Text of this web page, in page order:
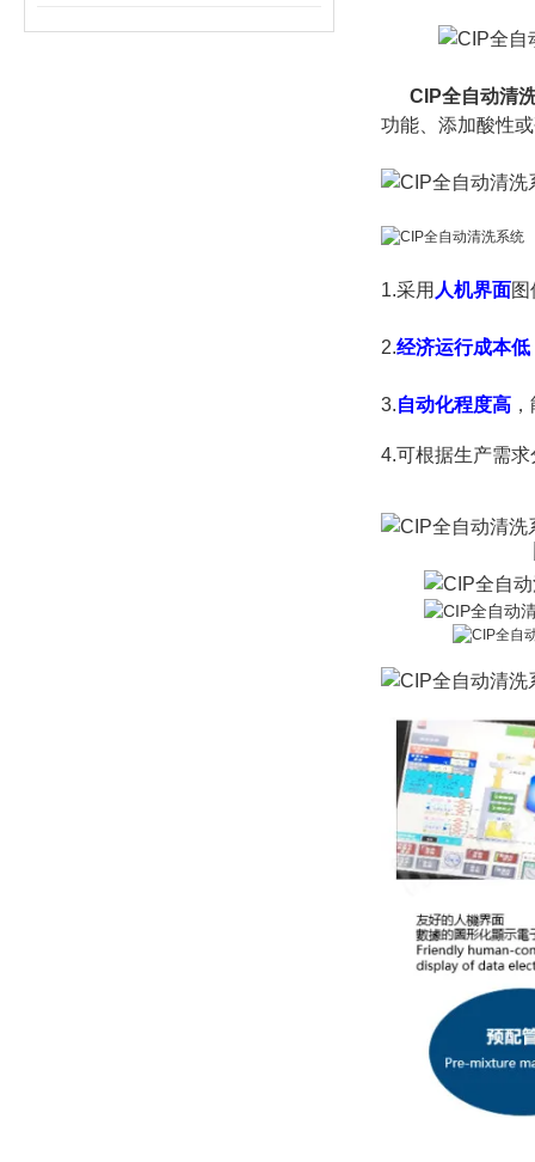
CIP全自动清
功能、添加酸性
1.采用 人机界面
2.经济运行成本低
3.自动化程度高
4.可根据生产需